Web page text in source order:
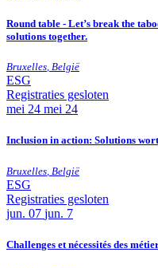
Round table - Let’s break the
solutions together.
Bruxelles, België
ESG
Registraties gesloten
mei 24 mei 24
Inclusion in action: Solutions
Bruxelles België
ESG
Registraties gesloten
jun. 07 jun. 7
Challenges et nécessités des